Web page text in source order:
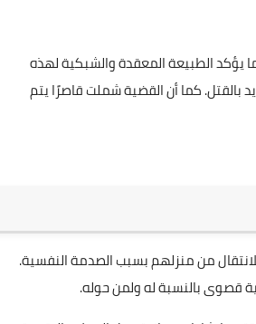
يؤكد الطبيعة المعقدة والشبكية لهذه
بالقتل. كما أن القضية شملت قاصرًا يتم
من منزلهم بسبب الصدمة النفسية.
قصوى بالنسبة له ولمن حوله.